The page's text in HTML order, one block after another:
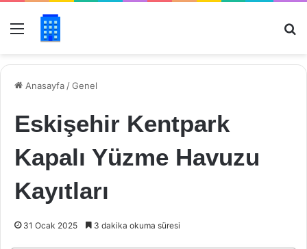
Menü
Anasayfa /Genel
Eskişehir Kentpark
Kapalı Yüzme Havuzu
Kayıtları
31 Ocak 2025 3 dakika okuma süresi